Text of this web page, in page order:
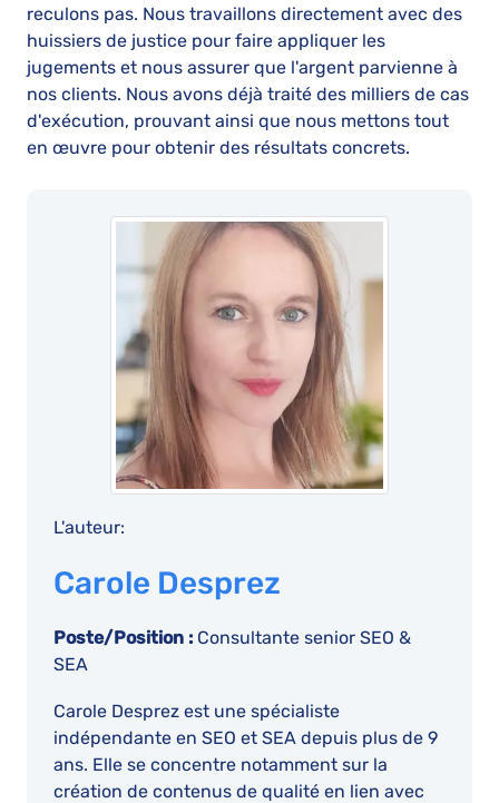
reculons pas. Nous travaillons directement avec des
huissiers de justice pour faire appliquer les
jugements et nous assurer que l'argent parvienne à
nos clients. Nous avons déjà traité des milliers de cas
d'exécution, prouvant ainsi que nous mettons tout
en œuvre pour obtenir des résultats concrets.
L'auteur:
Carole Desprez
Poste/Position : Consultante senior SEO &
SEA
Carole Desprez est une spécialiste
indépendante en SEO et SEA depuis plus de 9
ans. Elle se concentre notamment sur la
création de contenus de qualité en lien avec